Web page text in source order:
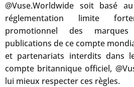
@Vuse.Worldwide soit basé
réglementation limite
promotionnel des
publications de ce compte
et partenariats interdits dans
compte britannique officiel,
lui mieux respecter ces règles.